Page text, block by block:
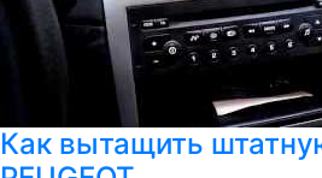
Как вытащить